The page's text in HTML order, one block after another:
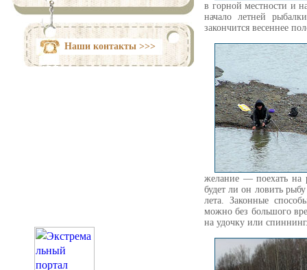
Наши контакты >>>
в горной местности и
начало летней
закончится весеннее
желание — поехать на
будет ли он ловить
лета. Законные
можно без большого
на удочку или